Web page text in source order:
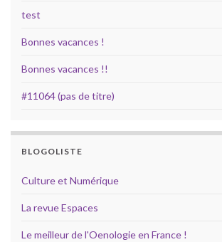
test
Bonnes vacances !
Bonnes vacances !!
#11064 (pas de titre)
BLOGOLISTE
Culture et Numérique
La revue Espaces
Le meilleur de l'Oenologie en France !